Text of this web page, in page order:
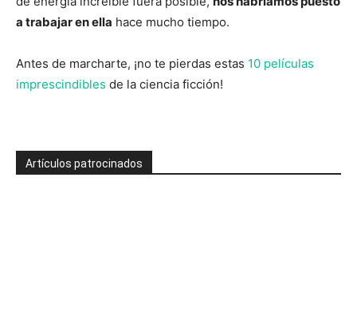
a trabajar en ella hace mucho tiempo.
Antes de marcharte, ¡no te pierdas estas 10 películas
imprescindibles de la ciencia ficción!
Artículos patrocinados